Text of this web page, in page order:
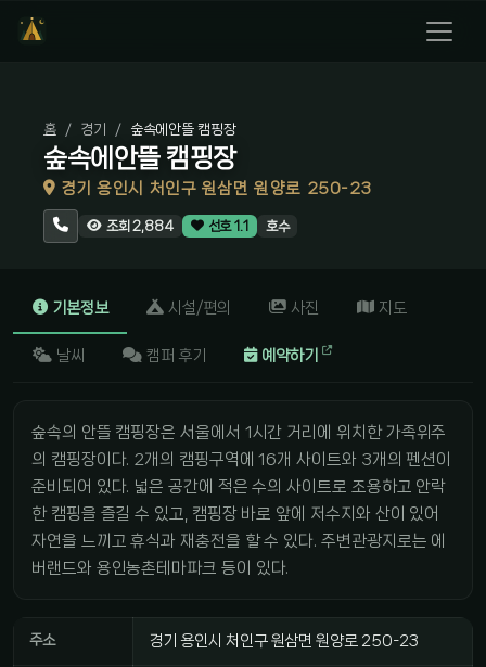
홈 경기 숲속에안뜰 캠핑장
숲속에안뜰 캠핑장
경기 용인시 처인구 원삼면 원양로 250-23
조회 2,884 선호 1.1 호수
기본정보 시설/편의 사진 지도
날씨 캠퍼 후기 예약하기
숲속의 안뜰 캠핑장은 서울에서 1시간 거리에 위치한 가족위주
의 캠핑장이다. 2개의 캠핑구역에 16개 사이트와 3개의 펜션이
준비되어 있다. 넓은 공간에 적은 수의 사이트로 조용하고 안락
한 캠핑을 즐길 수 있고, 캠핑장 바로 앞에 저수지와 산이 있어
자연을 느끼고 휴식과 재충전을 할 수 있다. 주변관광지로는 에
버랜드와 용인농촌테마파크 등이 있다.
주소 경기 용인시 처인구 원삼면 원양로 250-23